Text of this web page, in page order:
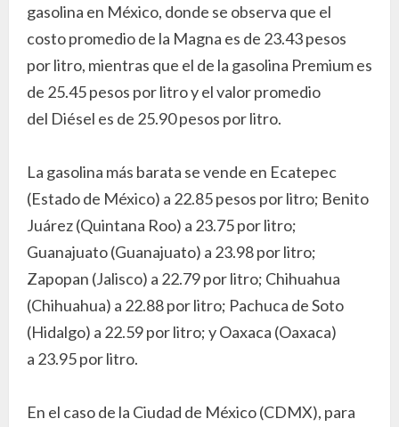
gasolina en México, donde se observa que el
costo promedio de la Magna es de 23.43 pesos
por litro, mientras que el de la gasolina Premium es
de 25.45 pesos por litro y el valor promedio
del Diésel es de 25.90 pesos por litro.
La gasolina más barata se vende en Ecatepec
(Estado de México) a 22.85 pesos por litro; Benito
Juárez (Quintana Roo) a 23.75 por litro;
Guanajuato (Guanajuato) a 23.98 por litro;
Zapopan (Jalisco) a 22.79 por litro; Chihuahua
(Chihuahua) a 22.88 por litro; Pachuca de Soto
(Hidalgo) a 22.59 por litro; y Oaxaca (Oaxaca)
a 23.95 por litro.
En el caso de la Ciudad de México (CDMX), para